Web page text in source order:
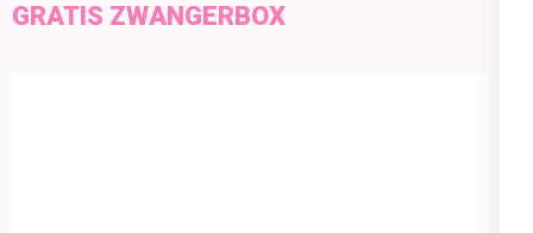
GRATIS ZWANGERBOX